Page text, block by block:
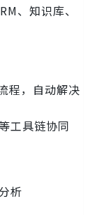
、知识库、
程，自动解决
工具链协同
析